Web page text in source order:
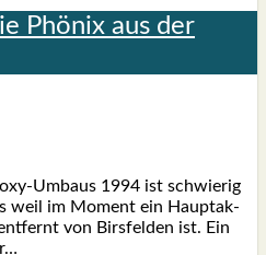
Phö­nix aus der
Umbaus 1994 ist schwie­rig
weil im Moment ein Haupt­ak­
von Birs­fel­den ist. Ein